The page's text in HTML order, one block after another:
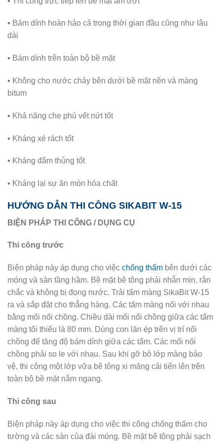
▪ Bám dính hoàn hảo cả trong thời gian đầu cũng như lâu
dài
▪ Bám dính trên toàn bộ bề mặt
▪ Không cho nước chảy bên dưới bề mặt nền và màng
bitum
▪ Khả năng che phủ vết nứt tốt
▪ Kháng xé rách tốt
▪ Kháng đâm thủng tốt
▪ Kháng lại sự ăn mòn hóa chất
HƯỚNG DẪN THI CÔNG SIKABIT W-15
BIỆN PHÁP THI CÔNG / DỤNG CỤ
Thi công trước
Biện pháp này áp dụng cho việc chống thấm bên dưới các
móng và sàn tầng hầm. Bề mặt bê tông phải nhẵn mịn, rắn
chắc và không bị đọng nước. Trải tấm màng SikaBit W-15
ra và sắp đặt cho thẳng hàng. Các tấm màng nối với nhau
bằng mối nối chồng. Chiều dài mối nối chồng giữa các tấm
màng tối thiểu là 80 mm. Dùng con lăn ép trên vị trí nối
chồng để tăng độ bám dính giữa các tấm. Các mối nối
chồng phải so le với nhau. Sau khi gỡ bỏ lớp màng bảo
vệ, thi công một lớp vữa bê tông xi măng cải tiến lên trên
toàn bộ bề mặt nằm ngang.
Thi công sau
Biện pháp này áp dụng cho việc thi công chống thấm cho
tường và các sàn của đài móng. Bề mặt bê tông phải sạch